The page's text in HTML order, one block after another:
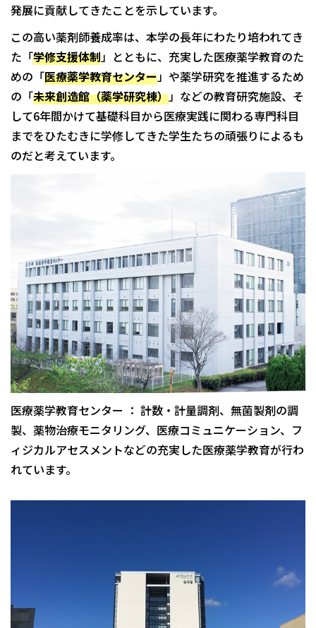
発展に貢献してきたことを示しています。
この高い薬剤師養成率は、本学の長年にわたり培われてき
た「学修支援体制」とともに、充実した医療薬学教育のた
めの「医療薬学教育センター」や薬学研究を推進するため
の「未来創造館（薬学研究棟）」などの教育研究施設、そ
して6年間かけて基礎科目から医療実践に関わる専門科目
までをひたむきに学修してきた学生たちの頑張りによるも
のだと考えています。
医療薬学教育センター ： 計数・計量調剤、無菌製剤の調
製、薬物治療モニタリング、医療コミュニケーション、フ
ィジカルアセスメントなどの充実した医療薬学教育が行わ
れています。